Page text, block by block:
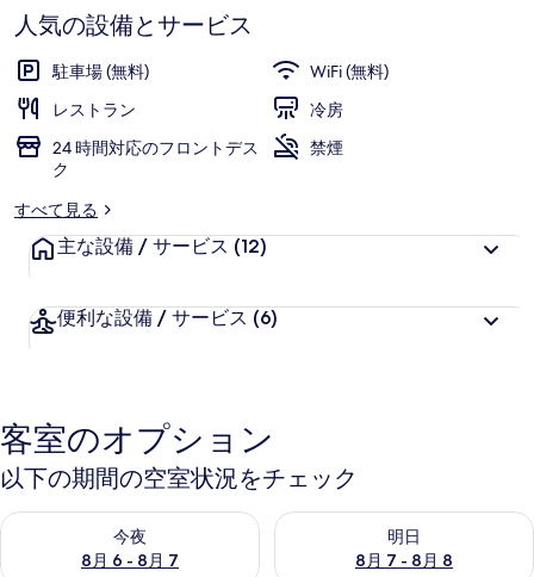
ャ
ラ
リ
ー
す
人気の設備とサービス
駐車場 (無料)
WiFi (無料)
レストラン
冷房
24 時間対応のフロントデス
ク
禁煙
すべて見る
主な設備 / サービス (12)
便利な設備 / サービス (6)
客室のオプション
以下の期間の空室状況をチェック
今夜
8月 6 - 8月 7
今夜 8月 6 - 8月 7 の空室状況をチェック
明日
8月 7 - 8月 8
明日 8月 7 - 8月 8 の空室状況